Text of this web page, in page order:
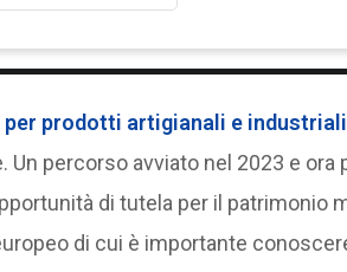
prodotti artigianali e industriali
Un percorso avviato nel 2023 e ora
di tutela per il patrimonio
di cui è importante